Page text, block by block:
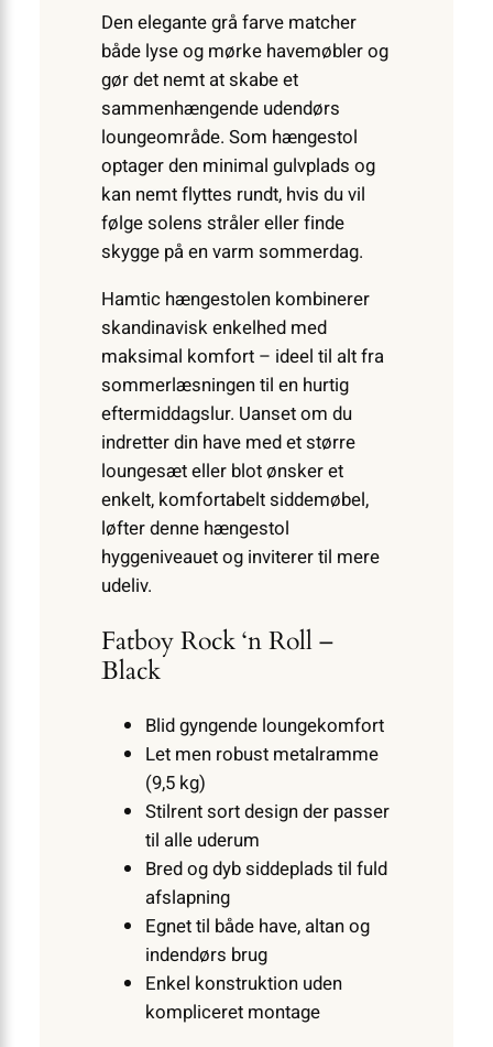
Den elegante grå farve matcher
både lyse og mørke havemøbler og
gør det nemt at skabe et
sammenhængende udendørs
loungeområde. Som hængestol
optager den minimal gulvplads og
kan nemt flyttes rundt, hvis du vil
følge solens stråler eller finde
skygge på en varm sommerdag.
Hamtic hængestolen kombinerer
skandinavisk enkelhed med
maksimal komfort – ideel til alt fra
sommerlæsningen til en hurtig
eftermiddagslur. Uanset om du
indretter din have med et større
loungesæt eller blot ønsker et
enkelt, komfortabelt siddemøbel,
løfter denne hængestol
hyggeniveauet og inviterer til mere
udeliv.
Fatboy Rock ‘n Roll –
Black
Blid gyngende loungekomfort
Let men robust metalramme
(9,5 kg)
Stilrent sort design der passer
til alle uderum
Bred og dyb siddeplads til fuld
afslapning
Egnet til både have, altan og
indendørs brug
Enkel konstruktion uden
kompliceret montage